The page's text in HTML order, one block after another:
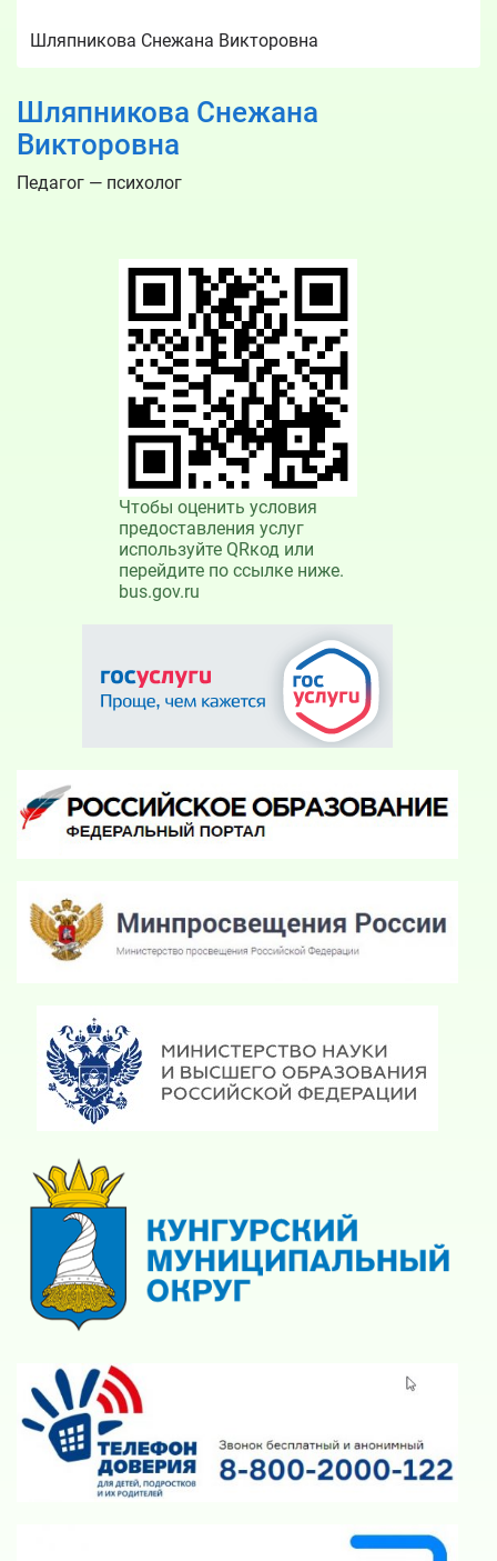
Шляпникова Снежана Викторовна
Шляпникова Снежана
Викторовна
Педагог — психолог
Чтобы оценить условия
предоставления услуг
используйте QRкод или
перейдите по ссылке ниже.
bus.gov.ru